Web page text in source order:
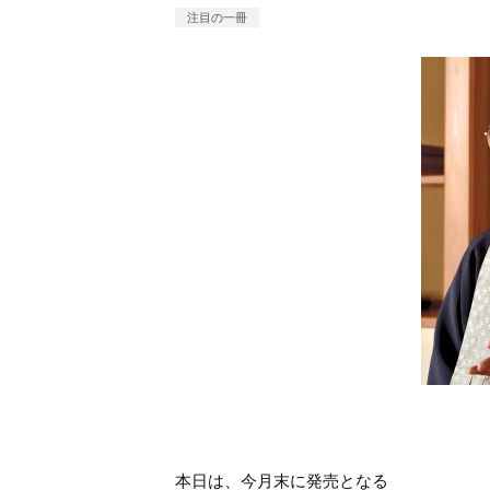
注目の一冊
本日は、今月末に発売となる